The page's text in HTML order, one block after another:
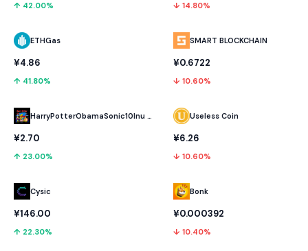
↑ 42.00%
ETHGas
¥4.86
↑ 41.80%
HarryPotterObamaSonic10Inu (ETH)
¥2.70
↑ 23.00%
Cysic
¥146.00
↑ 22.30%
↓ 14.80%
SMART BLOCKCHAIN
¥0.6722
↓ 10.60%
Useless Coin
¥6.26
↓ 10.60%
Bonk
¥0.000392
↓ 10.40%